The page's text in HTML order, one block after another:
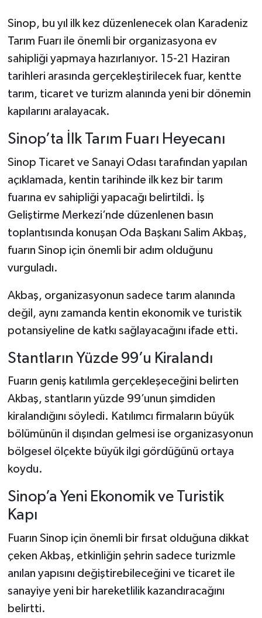
Sinop, bu yıl ilk kez düzenlenecek olan Karadeniz
Tarım Fuarı ile önemli bir organizasyona ev
sahipliği yapmaya hazırlanıyor. 15-21 Haziran
tarihleri arasında gerçekleştirilecek fuar, kentte
tarım, ticaret ve turizm alanında yeni bir dönemin
kapılarını aralayacak.
Sinop’ta İlk Tarım Fuarı Heyecanı
Sinop Ticaret ve Sanayi Odası tarafından yapılan
açıklamada, kentin tarihinde ilk kez bir tarım
fuarına ev sahipliği yapacağı belirtildi. İş
Geliştirme Merkezi’nde düzenlenen basın
toplantısında konuşan Oda Başkanı Salim Akbaş,
fuarın Sinop için önemli bir adım olduğunu
vurguladı.
Akbaş, organizasyonun sadece tarım alanında
değil, aynı zamanda kentin ekonomik ve turistik
potansiyeline de katkı sağlayacağını ifade etti.
Stantların Yüzde 99’u Kiralandı
Fuarın geniş katılımla gerçekleşeceğini belirten
Akbaş, stantların yüzde 99’unun şimdiden
kiralandığını söyledi. Katılımcı firmaların büyük
bölümünün il dışından gelmesi ise organizasyonun
bölgesel ölçekte büyük ilgi gördüğünü ortaya
koydu.
Sinop’a Yeni Ekonomik ve Turistik
Kapı
Fuarın Sinop için önemli bir fırsat olduğuna dikkat
çeken Akbaş, etkinliğin şehrin sadece turizmle
anılan yapısını değiştirebileceğini ve ticaret ile
sanayiye yeni bir hareketlilik kazandıracağını
belirtti.
Küre Haberleri
Merkez Haberleri
Pınarbaşı Haberleri
Şenpazar Haberleri
Seydiler Haberleri
Taşköprü Haberleri
Tosya Haberleri
Karadeniz Haberleri
Ulusal Haberler
Teknoloji Haberleri
Siyaset Haberleri
Dünya Haberleri
Yerel Haberler
Haber Arşivi